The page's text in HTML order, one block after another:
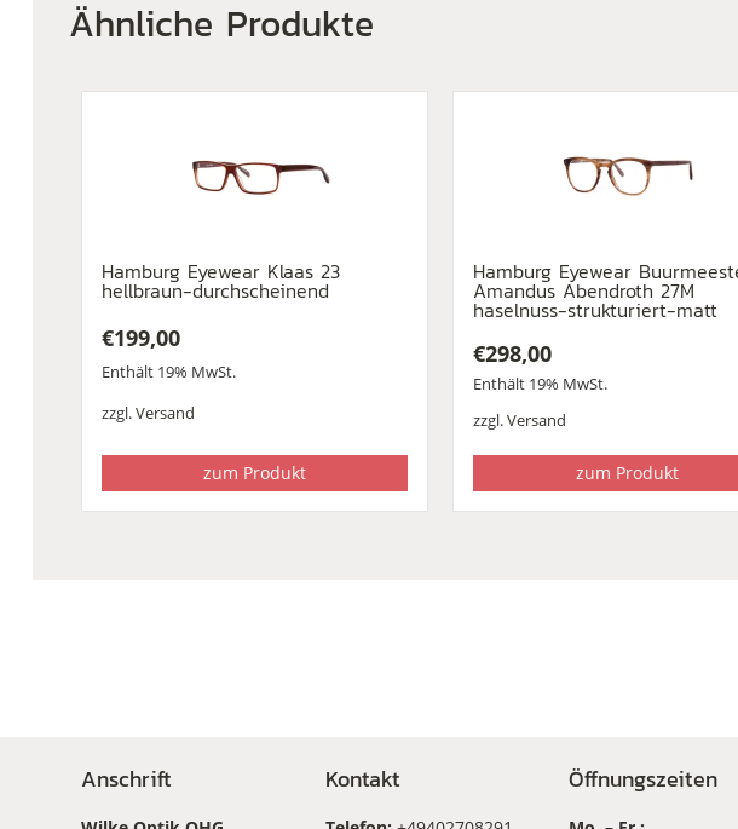
Ähnliche Produkte
Hamburg Eyewear Klaas 23
hellbraun-durchscheinend
€199,00
Enthält 19% MwSt.
zzgl.Versand
zum Produkt
Hamburg Eyewear
Amandus Abendroth 27M
haselnuss-strukturiert-matt
€298,00
Enthält 19% MwSt.
zzgl.Versand
zum Produkt
Anschrift Kontakt Öffnungszeiten